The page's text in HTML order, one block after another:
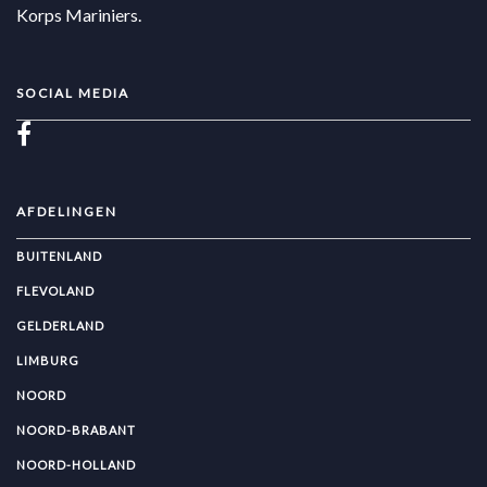
Korps Mariniers.
SOCIAL MEDIA
AFDELINGEN
BUITENLAND
FLEVOLAND
GELDERLAND
LIMBURG
NOORD
NOORD-BRABANT
NOORD-HOLLAND